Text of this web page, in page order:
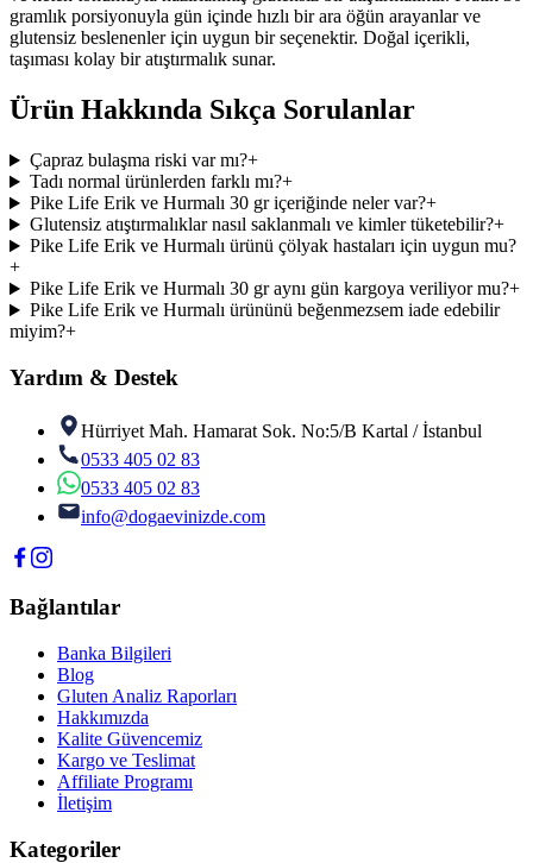
gramlık porsiyonuyla gün içinde hızlı bir ara öğün arayanlar ve
glutensiz beslenenler için uygun bir seçenektir. Doğal içerikli,
taşıması kolay bir atıştırmalık sunar.
Ürün Hakkında Sıkça Sorulanlar
Çapraz bulaşma riski var mı?+
Tadı normal ürünlerden farklı mı?+
Pike Life Erik ve Hurmalı 30 gr içeriğinde neler var?+
Glutensiz atıştırmalıklar nasıl saklanmalı ve kimler tüketebilir?+
Pike Life Erik ve Hurmalı ürünü çölyak hastaları için uygun mu?
+
Pike Life Erik ve Hurmalı 30 gr aynı gün kargoya veriliyor mu?+
Pike Life Erik ve Hurmalı ürününü beğenmezsem iade edebilir
miyim?+
Yardım & Destek
Hürriyet Mah. Hamarat Sok. No:5/B Kartal / İstanbul
0533 405 02 83
0533 405 02 83
info@dogaevinizde.com
Bağlantılar
Banka Bilgileri
Blog
Gluten Analiz Raporları
Hakkımızda
Kalite Güvencemiz
Kargo ve Teslimat
Affiliate Programı
İletişim
Kategoriler